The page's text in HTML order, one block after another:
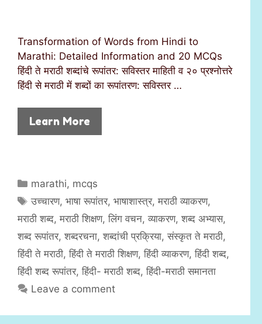
Transformation of Words from Hindi to
Marathi: Detailed Information and 20 MCQs
हिंदी ते मराठी शब्दांचे रूपांतर: सविस्तर माहिती व २० प्रश्नोत्तरे
हिंदी से मराठी में शब्दों का रूपांतरण: सविस्तर …
Learn More
C
a
t
e
g
o
r
i
s
marathi, mcqs
T
a
s
उच्चारण,भाषा रूपांतर,भाषाशास्त्र,मराठी व्याकरण,
मराठी शब्द, मराठी शिक्षण, लिंग वचन, व्याकरण, शब्द अभ्यास,
शब्द रूपांतर, शब्दरचना, शब्दांची प्रक्रिया, संस्कृत ते मराठी,
हिंदी ते मराठी, हिंदी ते मराठी शिक्षण, हिंदी व्याकरण, हिंदी शब्द,
हिंदी शब्द रूपांतर, हिंदी- मराठी शब्द, हिंदी-मराठी समानता
Leave a comment